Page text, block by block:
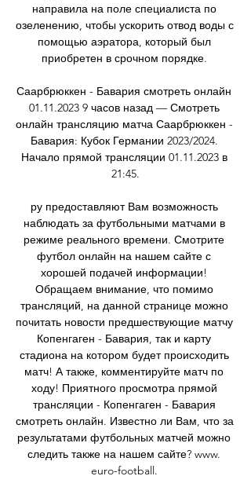
направила на поле специалиста по
озеленению, чтобы ускорить отвод воды с
помощью аэратора, который был
приобретен в срочном порядке.
Саарбрюккен - Бавария смотреть онлайн
01.11.2023 9 часов назад — Смотреть
онлайн трансляцию матча Саарбрюккен -
Бавария: Кубок Германии 2023/2024.
Начало прямой трансляции 01.11.2023 в
21:45.
ру предоставляют Вам возможность
наблюдать за футбольными матчами в
режиме реального времени. Смотрите
футбол онлайн на нашем сайте с
хорошей подачей информации!
Обращаем внимание, что помимо
трансляций, на данной странице можно
почитать новости предшествующие матчу
Копенгаген - Бавария, так и карту
стадиона на котором будет происходить
матч! А также, комментируйте матч по
ходу! Приятного просмотра прямой
трансляции - Копенгаген - Бавария
смотреть онлайн. Известно ли Вам, что за
результатами футбольных матчей можно
следить также на нашем сайте? www.
euro-football.